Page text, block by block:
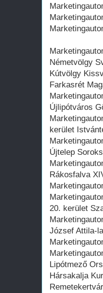
Németvölgy
Kútvölgy
Farkasrét
Újlipótváros
kerület
Újtelep
Rákosfalva
20. kerület
József Attila-
Lipótmező
Hársakalja